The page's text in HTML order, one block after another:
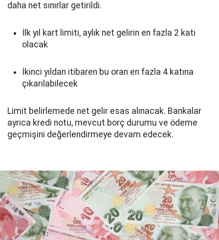
daha net sınırlar getirildi.
İlk yıl kart limiti, aylık net gelirin en fazla 2 katı
olacak
İkinci yıldan itibaren bu oran en fazla 4 katına
çıkarılabilecek
Limit belirlemede net gelir esas alınacak. Bankalar
ayrıca kredi notu, mevcut borç durumu ve ödeme
geçmişini değerlendirmeye devam edecek.